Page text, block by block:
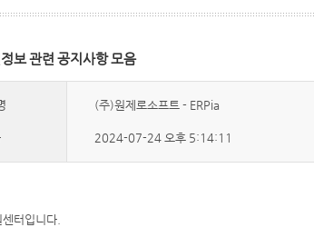
보 관련 공지사항 모음
(주)원제로소프트 - ERPia
2024-07-24 오후 5:14:11
터입니다.